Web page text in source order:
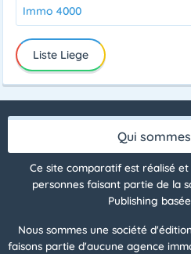
Immo 4000
Liste Liege
Qui
Ce site comparatif est réalisé
personnes faisant partie de la
Publishing
Nous sommes une société
faisons partie d'aucune agence